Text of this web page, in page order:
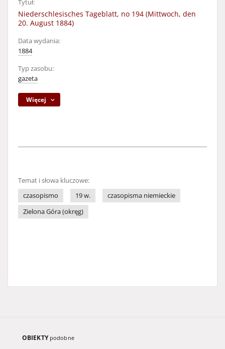
Tytuł:
Niederschlesisches Tageblatt, no 194 (Mittwoch, den
20. August 1884)
Data wydania:
1884
Typ zasobu:
gazeta
Więcej
Temat i słowa kluczowe:
czasopismo
19 w.
czasopisma niemieckie
Zielona Góra (okręg)
OBIEKTY podobne